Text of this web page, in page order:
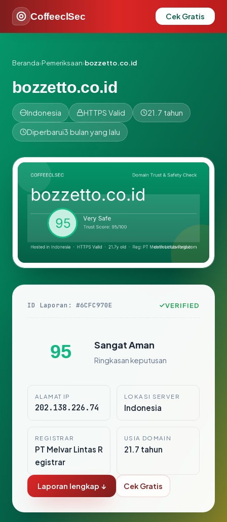
CoffeeclSec Cek Gratis
Beranda›Pemeriksaan›bozzetto.co.id
bozzetto.co.id
Indonesia HTTPS Valid 21.7 tahun
Diperbarui3 bulan yang lalu
ID Laporan: #6CFC970E VERIFIED
95 Sangat Aman
Ringkasan keputusan
ALAMAT IP
202.138.226.74
LOKASI SERVER
Indonesia
REGISTRAR
PT Melvar Lintas R
egistrar
USIA DOMAIN
21.7 tahun
Laporan lengkap ↓ Cek Gratis